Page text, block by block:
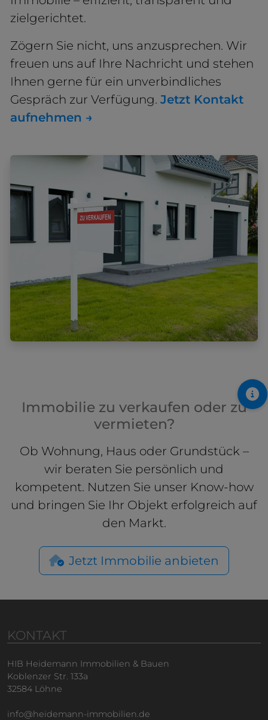
zielgerichtet.
Zögern Sie nicht, uns anzusprechen. Wir
freuen uns auf Ihre Nachricht und stehen
Ihnen gerne für ein unverbindliches
Gespräch zur Verfügung. Jetzt Kontakt
aufnehmen →
Immobilie zu verkaufen oder zu
vermieten?
Ob Wohnung, Haus oder Grundstück –
wir beraten Sie persönlich und
kompetent. Nutzen Sie unser Know-how
und bringen Sie Ihr Objekt erfolgreich auf
den Markt.
Jetzt Immobilie anbieten
KONTAKT
HIB Heidemann Immobilien & Bauen
Koblenzer Str. 133a
32584 Löhne
info@heidemann-immobilien.de